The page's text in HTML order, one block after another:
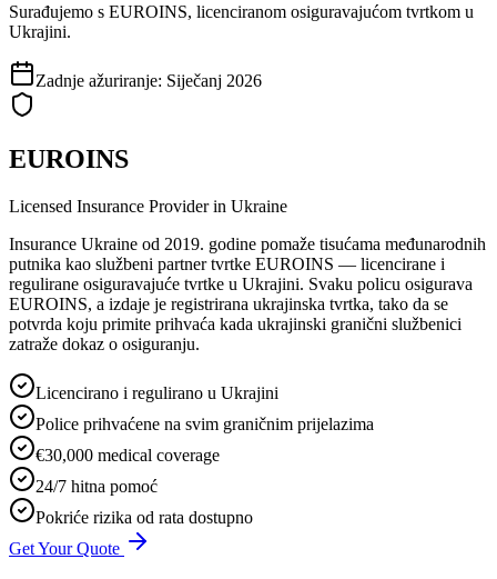
Surađujemo s EUROINS, licenciranom osiguravajućom tvrtkom u
Ukrajini.
Zadnje ažuriranje: Siječanj 2026
EUROINS
Licensed Insurance Provider in Ukraine
Insurance Ukraine od 2019. godine pomaže tisućama međunarodnih
putnika kao službeni partner tvrtke EUROINS — licencirane i
regulirane osiguravajuće tvrtke u Ukrajini. Svaku policu osigurava
EUROINS, a izdaje je registrirana ukrajinska tvrtka, tako da se
potvrda koju primite prihvaća kada ukrajinski granični službenici
zatraže dokaz o osiguranju.
Licencirano i regulirano u Ukrajini
Police prihvaćene na svim graničnim prijelazima
€30,000 medical coverage
24/7 hitna pomoć
Pokriće rizika od rata dostupno
Get Your Quote